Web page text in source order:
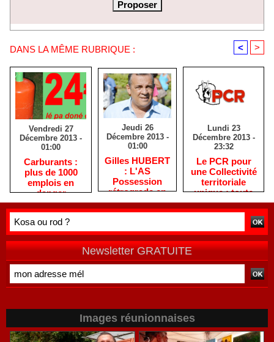
DANS LA MÊME RUBRIQUE : < >
Vendredi 27
Décembre 2013 -
01:00
Carburants :
plus de 1000
emplois en
danger
Jeudi 26
Décembre 2013 -
01:00
Gilles HUBERT
: L'AS
Possession
rétrograde en
deuxième
division
Lundi 23
Décembre 2013 -
23:32
Le PCR pour
une Collectivité
territoriale
unique : toute
autre prise de
position ne peut
qu'individuelle
Newsletter GRATUITE
Images réunionnaises